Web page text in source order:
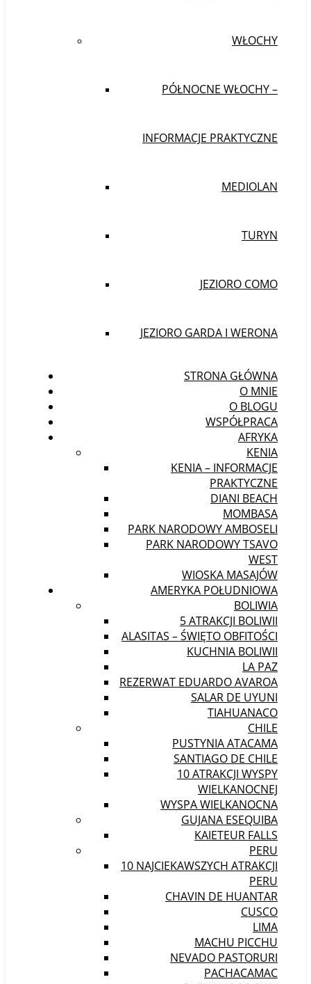
WŁOCHY
PÓŁNOCNE WŁOCHY –
INFORMACJE PRAKTYCZNE
MEDIOLAN
TURYN
JEZIORO COMO
JEZIORO GARDA I WERONA
STRONA GŁÓWNA
O MNIE
O BLOGU
WSPÓŁPRACA
AFRYKA
KENIA
KENIA – INFORMACJE
PRAKTYCZNE
DIANI BEACH
MOMBASA
PARK NARODOWY AMBOSELI
PARK NARODOWY TSAVO
WEST
WIOSKA MASAJÓW
AMERYKA POŁUDNIOWA
BOLIWIA
5 ATRAKCJI BOLIWII
ALASITAS – ŚWIĘTO OBFITOŚCI
KUCHNIA BOLIWII
LA PAZ
REZERWAT EDUARDO AVAROA
SALAR DE UYUNI
TIAHUANACO
CHILE
PUSTYNIA ATACAMA
SANTIAGO DE CHILE
10 ATRAKCJI WYSPY
WIELKANOCNEJ
WYSPA WIELKANOCNA
GUJANA ESEQUIBA
KAIETEUR FALLS
PERU
10 NAJCIEKAWSZYCH ATRAKCJI
PERU
CHAVIN DE HUANTAR
CUSCO
LIMA
MACHU PICCHU
NEVADO PASTORURI
PACHACAMAC